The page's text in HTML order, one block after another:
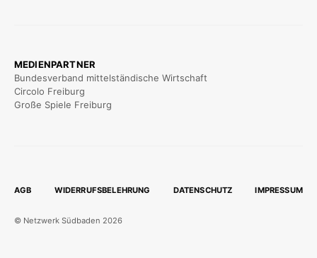
MEDIENPARTNER
Bundesverband mittelständische Wirtschaft
Circolo Freiburg
Große Spiele Freiburg
AGB WIDERRUFSBELEHRUNG DATENSCHUTZ IMPRESSUM
© Netzwerk Südbaden 2026